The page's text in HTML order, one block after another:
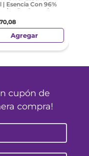
| Esencia Con 96%
De Caracol
,08
Agregar
cupón de
compra!